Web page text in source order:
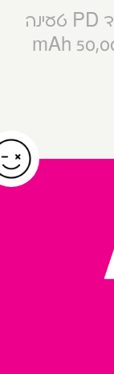
“קסטור” מטען נייד PD טעינה